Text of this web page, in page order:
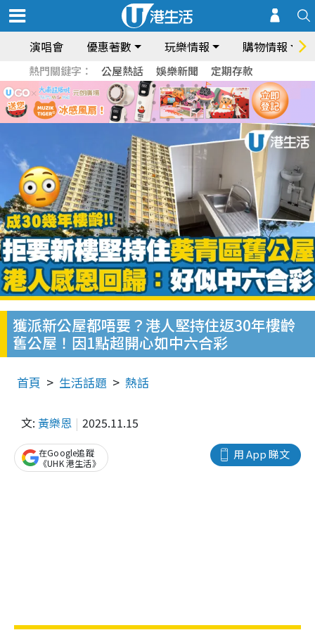
演唱會 優惠著數 玩樂情報 購物情報
熱門關鍵字： 公屋熱話 娛樂新聞 定期存款
獲派新公屋都唔要？港人堅持住返30年樓齡
舊公屋！因1點超開心如中六合彩
首頁 生活話題 熱話
文: 黃樂恩 2025.11.15
用 App 睇文
在Google追蹤
《UHK 港生活》